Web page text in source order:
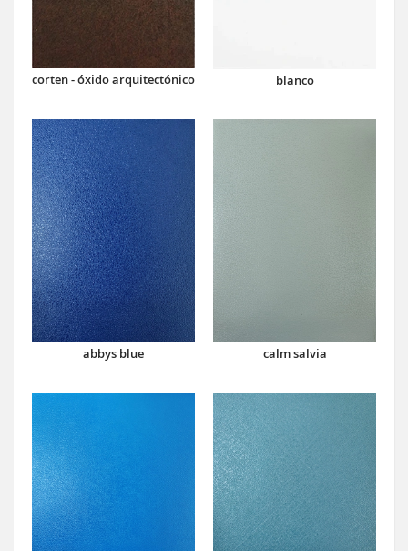
corten - óxido arquitectónico blanco
abbys blue calm salvia